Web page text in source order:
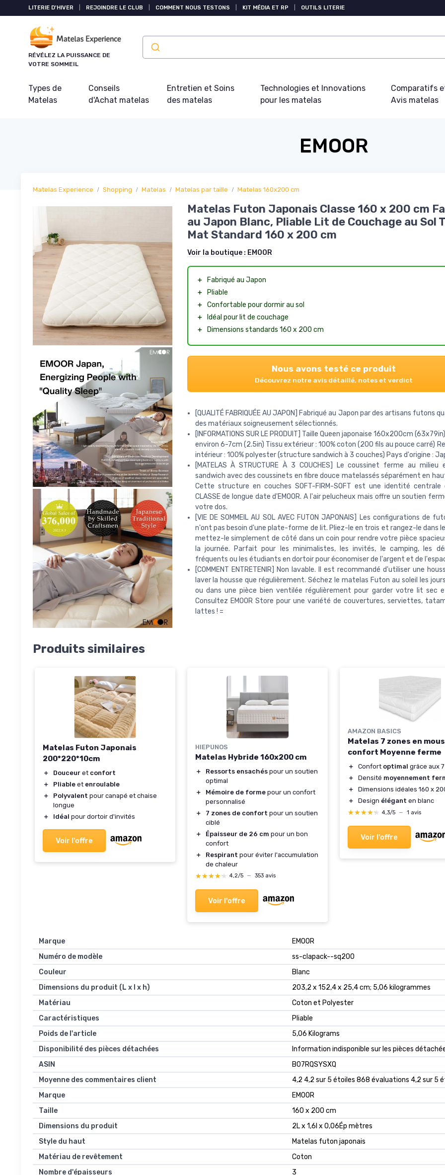
LITERIE D'HIVER REJOINDRE LE CLUB COMMENT NOUS TESTONS KIT MÉDIA ET RP OUTILS LITERIE
RÉVÉLEZ LA PUISSANCE DE
VOTRE SOMMEIL
Types de
Matelas
Conseils
d'Achat matelas
Entretien et Soins
des matelas
Technologies et Innovations
pour les matelas
Comparatifs
Avis matelas
EMOOR
Matelas Experience Shopping Matelas Matelas par taille Matelas 160x200 cm
Matelas Futon Japonais Classe 160 x 200 cm
au Japon Blanc, Pliable Lit de Couchage au Sol
Mat Standard 160 x 200 cm
Voir la boutique : EMOOR
＋
Fabriqué au Japon
＋
Pliable
＋ Confortable pour dormir au sol
＋
Idéal pour lit de couchage
＋
Dimensions standards 160 x 200 cm
Nous avons testé ce produit
Découvrez notre avis détaillé, notes et verdict
[QUALITÉ FABRIQUÉE AU JAPON] Fabriqué au Japon par des artisans futons
des matériaux soigneusement sélectionnés.
[INFORMATIONS SUR LE PRODUIT] Taille Queen japonaise 160x200cm
environ 6-7cm (2.5in) Tissu extérieur : 100% coton (200 fils au pouce carré)
intérieur : 100% polyester (structure sandwich à 3 couches) Pays d'origine :
[MATELAS À STRUCTURE À 3 COUCHES] Le coussinet ferme au
sandwich avec des coussinets en fibre douce matelassés séparément en
Cette structure en couches SOFT-FIRM-SOFT est une identité centrale
CLASSE de longue date d'EMOOR. A l'air pelucheux mais offre un soutien
votre dos.
[VIE DE SOMMEIL AU SOL AVEC FUTON JAPONAIS] Les configurations de
n'ont pas besoin d'une plate-forme de lit. Pliez-le en trois et rangez-le dans
mettez-le simplement de côté dans un coin pour rendre votre pièce
la journée. Parfait pour les minimalistes, les invités, le camping, les
fréquents ou les étudiants en dortoir pour économiser de l'argent et de
[COMMENT ENTRETENIR] Non lavable. Il est recommandé d'utiliser une
laver la housse que régulièrement. Séchez le matelas Futon au soleil les
ou dans une pièce bien ventilée régulièrement pour garder votre lit sec
Consultez EMOOR Store pour une variété de couvertures, serviettes,
lattes ! =
Produits similaires
Matelas Futon Japonais
200*220*10cm
＋ Douceur et confort
＋
Pliable et enroulable
＋
Polyvalent pour canapé et chaise
longue
＋
Idéal pour dortoir d'invités
Voir l'offre
HIEPUNOS
Matelas Hybride 160x200 cm
＋ Ressorts ensachés pour un soutien
optimal
＋
Mémoire de forme pour un confort
personnalisé
＋
7 zones de confort pour un soutien
ciblé
＋
Épaisseur de 26 cm pour un bon
confort
＋
Respirant pour éviter l'accumulation
de chaleur
★★★★★
★★★★★ 4,2/5 — 353 avis
Voir l'offre
AMAZON BASICS
Matelas 7 zones en
confort Moyenne ferme
＋ Confort optimal grâce aux
＋
Densité moyennement
＋
Dimensions idéales 160 x
＋
Design élégant en blanc
★★★★★
★★★★★ 4,3/5 — 1 avis
Voir l'offre
Marque
‎EMOOR
Numéro de modèle
‎ss-clapack--sq200
Couleur
‎Blanc
Dimensions du produit (L x l x h)
‎203,2 x 152,4 x 25,4 cm; 5,06 kilogrammes
Matériau
‎Coton et Polyester
Caractéristiques
‎Pliable
Poids de l'article
‎5,06 Kilograms
Disponibilité des pièces détachées
‎Information indisponible sur les pièces
ASIN
B07RQSYSXQ
Moyenne des commentaires client
4,2 4,2 sur 5 étoiles 868 évaluations 4,2 sur 5
Marque
EMOOR
Taille
160 x 200 cm
Dimensions du produit
2L x 1,6l x 0,06Ép mètres
Style du haut
Matelas futon japonais
Matériau de revêtement
Coton
Nombre d'épaisseurs
3
Panneau de gestion des cookies